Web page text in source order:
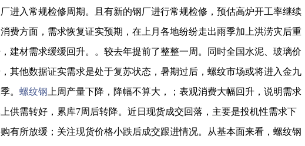
进入常规检修周期。且有新的钢厂进行常规检修，预估高炉开工率继续
费方面，需求恢复证实预期，在上月各地纷纷走出雨季加上洪涝灾后重
建材需求缓缓回升。。较去年提前了整整一周。同时全国水泥、玻璃价
其他数据证实需求是处于复苏状态，暑期过后，螺纹市场或将进入金九
。 螺纹钢 上周产量下降，降幅不算大，；表观消费大幅回升，说明需求
供需转好，累库7周后转降。近日现货成交回落，主要是投机性需求下
有所放缓；关注现货价格小跌后成交跟进情况。从基本面来看，螺纹钢